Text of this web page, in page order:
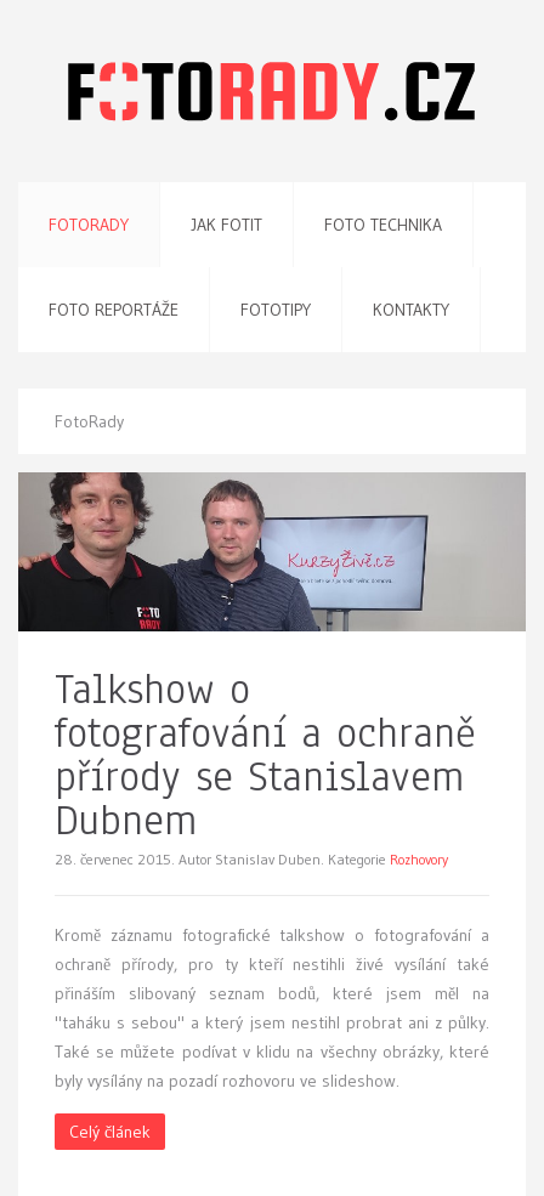
FOTORADY JAK FOTIT FOTO TECHNIKA
FOTO REPORTÁŽE FOTOTIPY KONTAKTY
FotoRady
Talkshow o
fotografování a ochraně
přírody se Stanislavem
Dubnem
28. červenec 2015. Autor Stanislav Duben. Kategorie Rozhovory
Kromě záznamu fotografické talkshow o fotografování a
ochraně přírody, pro ty kteří nestihli živé vysílání také
přináším slibovaný seznam bodů, které jsem měl na
"taháku s sebou" a který jsem nestihl probrat ani z půlky.
Také se můžete podívat v klidu na všechny obrázky, které
byly vysílány na pozadí rozhovoru ve slideshow.
Celý článek